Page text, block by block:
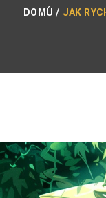
DOMŮ JAK